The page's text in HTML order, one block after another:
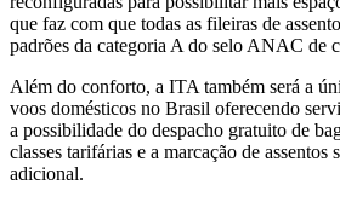
que faz com que todas as fileiras de
padrões da categoria A do selo ANAC de
Além do conforto, a ITA também será a
voos domésticos no Brasil oferecendo
a possibilidade do despacho gratuito de
classes tarifárias e a marcação de assentos
adicional.